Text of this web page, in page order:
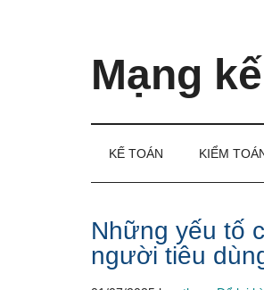
Mạng
làm
toán
KẾ TOÁN KIỂM
Những yếu tố
người tiêu